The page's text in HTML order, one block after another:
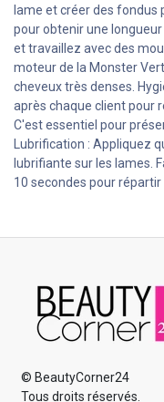
lame et créer des fondus
pour obtenir une
et travaillez avec des
moteur de la Monster
cheveux très denses.
après chaque client pour
C'est essentiel pour
Lubrification : Appliquez
lubrifiante sur les lames.
10 secondes pour
© BeautyCorner24
Tous droits réservés.